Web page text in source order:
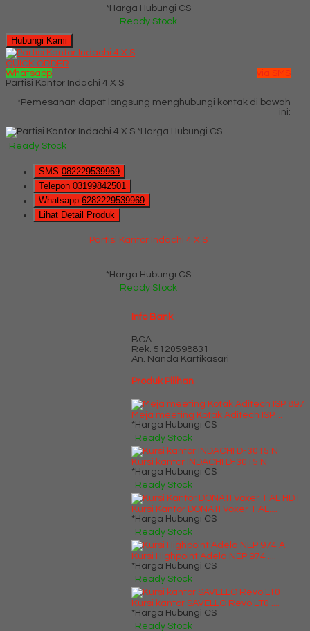
*Harga Hubungi CS
Ready Stock
Hubungi Kami
QUICK ORDER
Whatsapp
via SMS
Partisi Kantor Indachi 4 X S
*Pemesanan dapat langsung menghubungi kontak di bawah
ini:
*Harga Hubungi CS
Ready Stock
SMS 082229539969
Telepon 03199842501
Whatsapp 6282229539969
Lihat Detail Produk
Partisi Kantor Indachi 4 X S
*Harga Hubungi CS
Ready Stock
Info Bank
BCA
Rek. 5120598831
An. Nanda Kartikasari
Produk Pilihan
Meja meeting Kotak Aditech ISP....
*Harga Hubungi CS
Ready Stock
Kursi kantor INDACHI D-3015 N
*Harga Hubungi CS
Ready Stock
Kursi Kantor DONATI Voxer 1 AL....
*Harga Hubungi CS
Ready Stock
Kursi Highpoint Adela NEP 974 ....
*Harga Hubungi CS
Ready Stock
Kursi kantor SAVELLO Revo LT0 ....
*Harga Hubungi CS
Ready Stock